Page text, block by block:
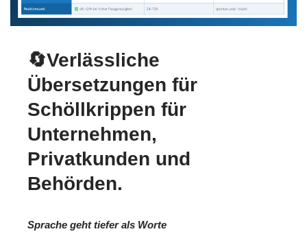
🔄Verlässliche
Übersetzungen für
Schöllkrippen für
Unternehmen,
Privatkunden und
Behörden.
Sprache geht tiefer als Worte